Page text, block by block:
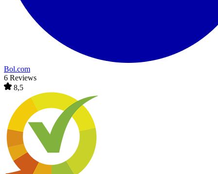
Bol.com
6 Reviews
8,5